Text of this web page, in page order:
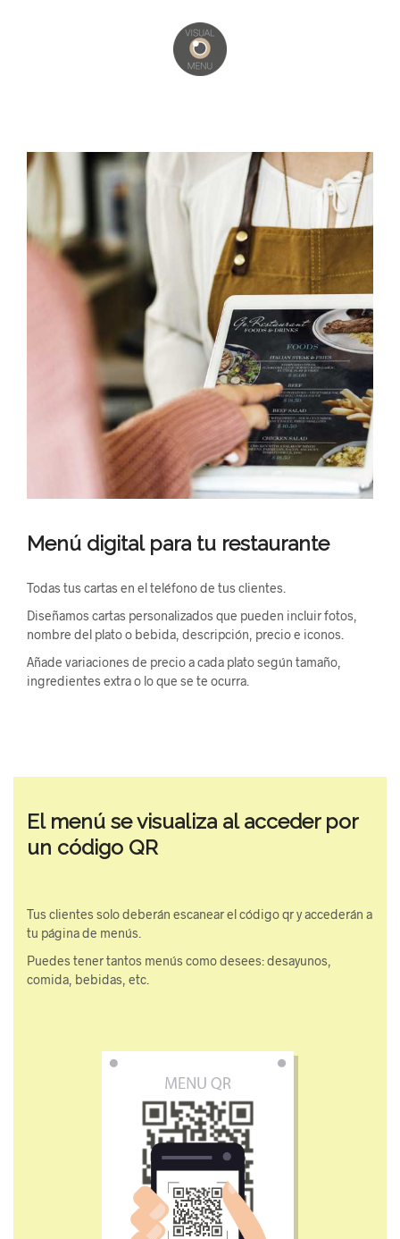
Menú digital para tu restaurante
Todas tus cartas en el teléfono de tus clientes.
Diseñamos cartas personalizados que pueden incluir fotos,
nombre del plato o bebida, descripción, precio e iconos.
Añade variaciones de precio a cada plato según tamaño,
ingredientes extra o lo que se te ocurra.
El menú se visualiza al acceder por
un código QR
Tus clientes solo deberán escanear el código qr y accederán a
tu página de menús.
Puedes tener tantos menús como desees: desayunos,
comida, bebidas, etc.